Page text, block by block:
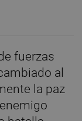
fuerzas
al
la paz